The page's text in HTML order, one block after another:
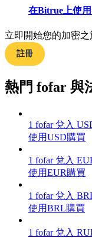
交易策略
在Bitrue上使
立即開始您的加密之
註冊
熱門 fofar 與
1 fofar 兌入
使用USD購買
1 fofar 兌入
使用EUR購買
1 fofar 兌入
使用BRL購買
1 fofar 兌入